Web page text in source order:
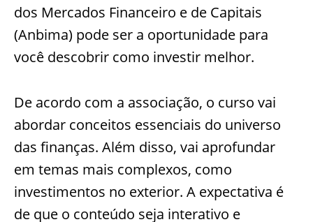
dos Mercados Financeiro e de Capitais
(Anbima) pode ser a oportunidade para
você descobrir como investir melhor.
De acordo com a associação, o curso vai
abordar conceitos essenciais do universo
das finanças. Além disso, vai aprofundar
em temas mais complexos, como
investimentos no exterior. A expectativa é
de que o conteúdo seja interativo e